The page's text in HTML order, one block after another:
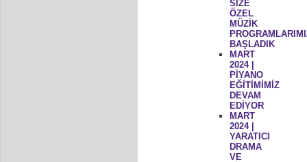
SİZE
ÖZEL
MÜZİK
BAŞLADIK
MART
2024 |
PİYANO
EĞİTİMİMİZ
DEVAM
EDİYOR
MART
2024 |
YARATICI
DRAMA
VE